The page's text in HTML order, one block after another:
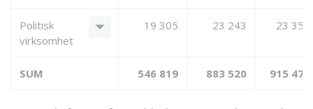
Politisk
virksomhet
arrow_drop_down 19 305 23 243 23 354
SUM 546 819 883 520 915 479